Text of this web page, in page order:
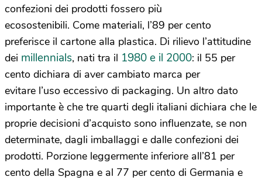
confezioni dei prodotti fossero più
ecosostenibili. Come materiali, l’89 per cento
preferisce il cartone alla plastica. Di rilievo l’attitudine
dei millennials, nati tra il 1980 e il 2000: il 55 per
cento dichiara di aver cambiato marca per
evitare l’uso eccessivo di packaging. Un altro dato
importante è che tre quarti degli italiani dichiara che le
proprie decisioni d’acquisto sono influenzate, se non
determinate, dagli imballaggi e dalle confezioni dei
prodotti. Porzione leggermente inferiore all’81 per
cento della Spagna e al 77 per cento di Germania e